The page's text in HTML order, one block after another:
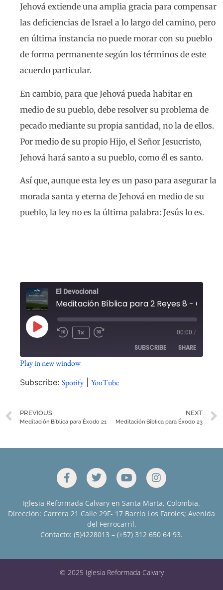
Jehová extiende una amplia gracia para compensar
las deficiencias de Israel a lo largo del camino, pero
en última instancia no puede morar con su pueblo
de forma permanente según los términos de este
acuerdo particular.
En cambio, para que Jehová pueda habitar en
medio de su pueblo, debe resolver su problema de
pecado mediante su propia santidad, no la de ellos.
Por medio de su propio Hijo, el Señor Jesucristo,
Jehová hará santo a su pueblo, como él es santo.
Así que, aunque esta ley es un paso para asegurar la
morada santa y eterna de Jehová en medio de su
pueblo, la ley no es la última palabra: Jesús lo es.
El Devocional
1x 00:00 /
SUBSCRIBE SHARE
SHARE
EMBED
Play in new window
Subscribe: Spotify| YouTube
PREVIOUS
Meditación Bíblica para Éxodo 21
NEXT
Meditación Bíblica para Éxodo 23
Iglesia Reformada Calvary en Santa Marta, Colombia.
Dirección: Carrera 21 Calle 29F- 17 Barrio Los Faroles; Avenida
del Ferrocarril.
Contacto: (5)4228013 – (+57) 312 650 64 93.
© 2025 Iglesia Reformada Calvary